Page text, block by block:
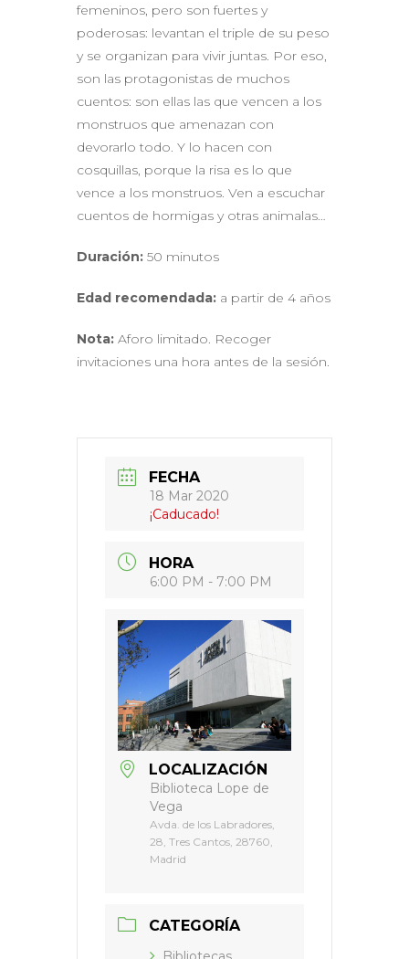
femeninos, pero son fuertes y
poderosas: levantan el triple de su peso
y se organizan para vivir juntas. Por eso,
son las protagonistas de muchos
cuentos: son ellas las que vencen a los
monstruos que amenazan con
devorarlo todo. Y lo hacen con
cosquillas, porque la risa es lo que
vence a los monstruos. Ven a escuchar
cuentos de hormigas y otras animalas…
Duración: 50 minutos
Edad recomendada: a partir de 4 años
Nota: Aforo limitado. Recoger
invitaciones una hora antes de la sesión.
FECHA
18 Mar 2020
¡Caducado!
HORA
6:00 PM - 7:00 PM
LOCALIZACIÓN
Biblioteca Lope de
Vega
Avda. de los Labradores,
28, Tres Cantos, 28760,
Madrid
CATEGORÍA